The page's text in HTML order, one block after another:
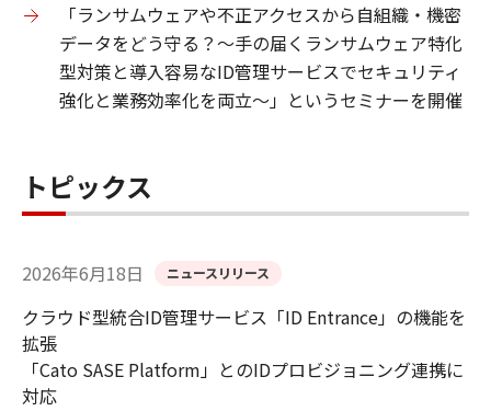
「ランサムウェアや不正アクセスから自組織・機密
データをどう守る？～手の届くランサムウェア特化
型対策と導入容易なID管理サービスでセキュリティ
強化と業務効率化を両立～」というセミナーを開催
トピックス
2026年6月18日 ニュースリリース
クラウド型統合ID管理サービス「ID Entrance」の機能を
拡張
「Cato SASE Platform」とのIDプロビジョニング連携に
対応